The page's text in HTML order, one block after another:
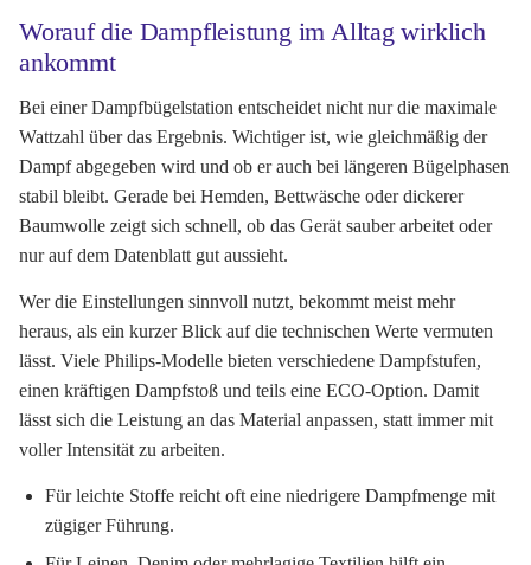
Worauf die Dampfleistung im Alltag wirklich
ankommt
Bei einer Dampfbügelstation entscheidet nicht nur die maximale
Wattzahl über das Ergebnis. Wichtiger ist, wie gleichmäßig der
Dampf abgegeben wird und ob er auch bei längeren Bügelphasen
stabil bleibt. Gerade bei Hemden, Bettwäsche oder dickerer
Baumwolle zeigt sich schnell, ob das Gerät sauber arbeitet oder
nur auf dem Datenblatt gut aussieht.
Wer die Einstellungen sinnvoll nutzt, bekommt meist mehr
heraus, als ein kurzer Blick auf die technischen Werte vermuten
lässt. Viele Philips-Modelle bieten verschiedene Dampfstufen,
einen kräftigen Dampfstoß und teils eine ECO-Option. Damit
lässt sich die Leistung an das Material anpassen, statt immer mit
voller Intensität zu arbeiten.
Für leichte Stoffe reicht oft eine niedrigere Dampfmenge mit
zügiger Führung.